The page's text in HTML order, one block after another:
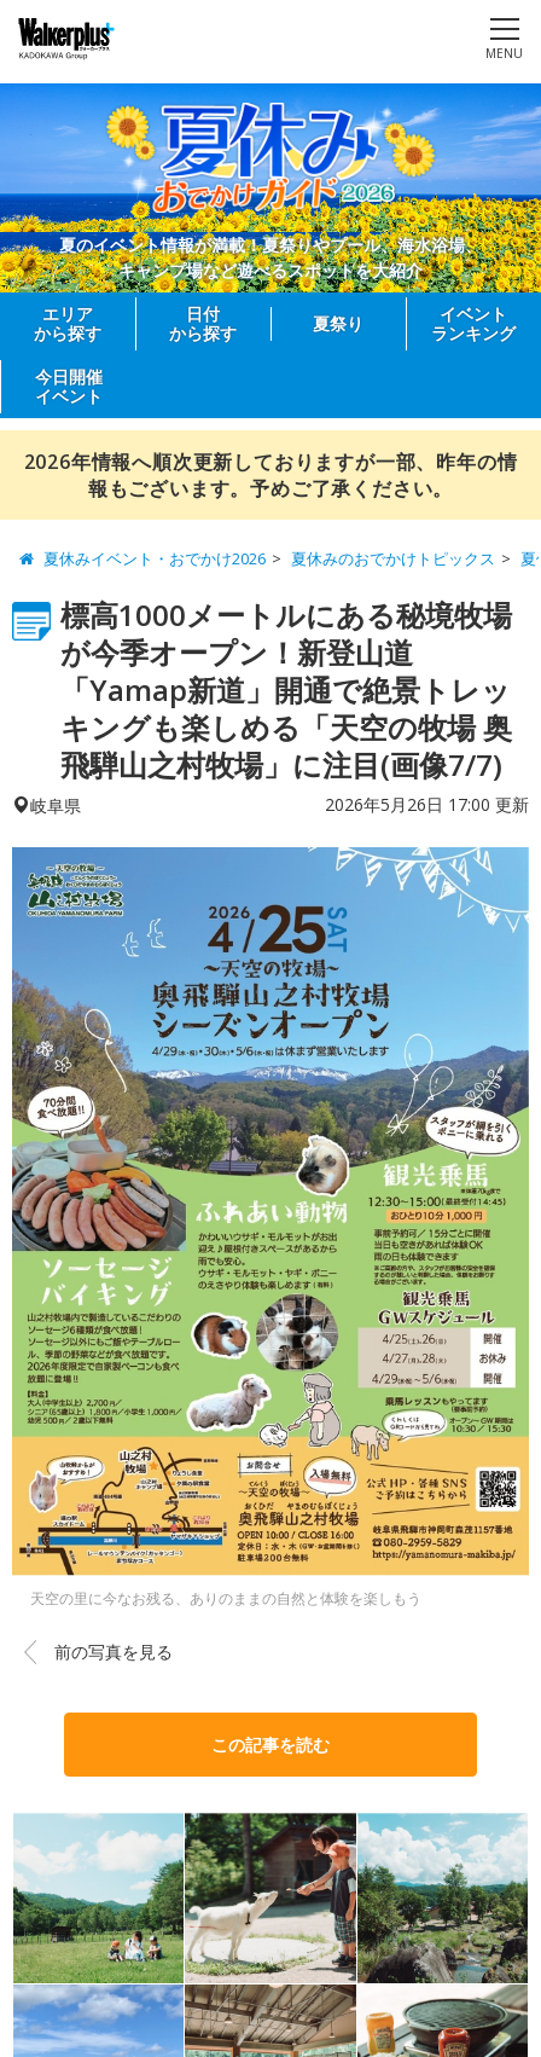
MENU
夏のイベント情報が満載！夏祭りやプール、海水浴場、
キャンプ場など遊べるスポットを大紹介
エリア
から探す
日付
から探す
夏祭り
イベント
ランキング
今日開催
イベント
2026年情報へ順次更新しておりますが一部、昨年の情
報もございます。予めご了承ください。
夏休みイベント・おでかけ2026 夏休みのおでかけトピックス 夏
標高1000メートルにある秘境牧場
が今季オープン！新登山道
「Yamap新道」開通で絶景トレッ
キングも楽しめる「天空の牧場 奥
飛騨山之村牧場」に注目(画像7/7)
岐阜県 2026年5月26日 17:00 更新
天空の里に今なお残る、ありのままの自然と体験を楽しもう
前の写真を見る
この記事を読む